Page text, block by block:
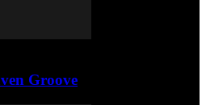
Groove